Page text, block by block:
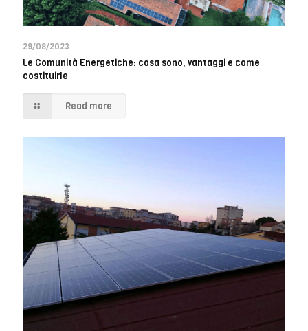
29/08/2023
Le Comunità Energetiche: cosa sono, vantaggi e come
costituirle
Read more